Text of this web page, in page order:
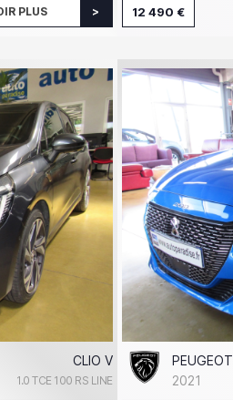
PLUS 12 490 €
CLIO V
1.0 TCE 100 RS LINE
PEUGEOT
2021